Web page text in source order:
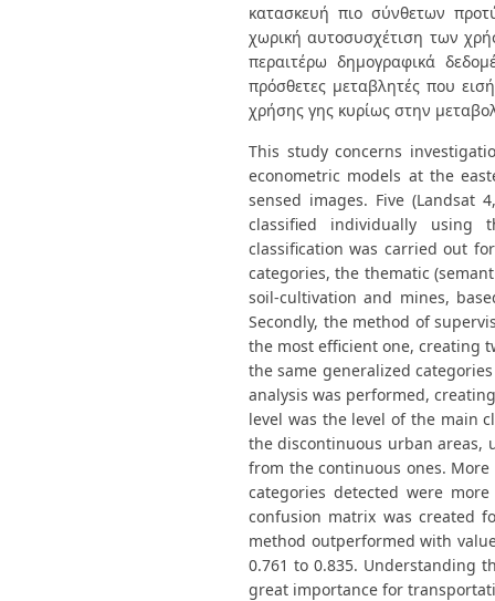
κατασκευή πιο σύνθετων
χωρική αυτοσυσχέτιση των
περαιτέρω δημογραφικά
πρόσθετες μεταβλητές που
χρήσης γης κυρίως στην
This study concerns
econometric models at the
sensed images. Five (Landsat
classified individually using
classification was carried out
categories, the thematic
soil-cultivation and mines,
Secondly, the method of
the most efficient one, creating
the same generalized
analysis was performed,
level was the level of the main
the discontinuous urban areas,
from the continuous ones.
categories detected were
confusion matrix was created
method outperformed with
0.761 to 0.835. Understanding
great importance for